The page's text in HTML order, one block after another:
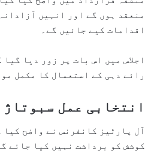
منعقد ہوں گے اور انہیں
اقدامات کیے جائیں گے۔
اجلاس میں اس بات پر زور دیا
رائے دہی کے استعمال کا مکمل
انتخابی عمل سبوتاژ
آل پارٹیز کانفرنس نے واضح
کوشش کو برداشت نہیں کیا جائے